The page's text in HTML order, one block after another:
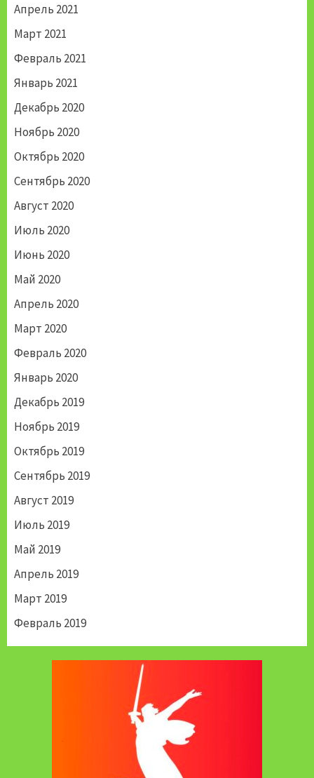
Апрель 2021
Март 2021
Февраль 2021
Январь 2021
Декабрь 2020
Ноябрь 2020
Октябрь 2020
Сентябрь 2020
Август 2020
Июль 2020
Июнь 2020
Май 2020
Апрель 2020
Март 2020
Февраль 2020
Январь 2020
Декабрь 2019
Ноябрь 2019
Октябрь 2019
Сентябрь 2019
Август 2019
Июль 2019
Май 2019
Апрель 2019
Март 2019
Февраль 2019